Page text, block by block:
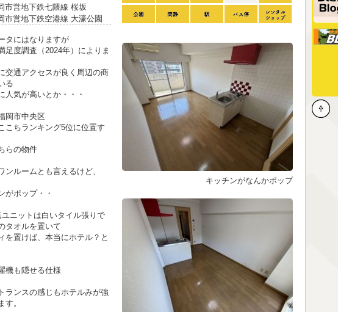
市営地下鉄七隈線 桜坂
市営地下鉄空港線 大濠公園
タにはなりますが
足度調査（2024年）によりま
交通アクセスが良く周辺の商
る
人気が高いとか・・・
岡市中央区
こちランキング5位に位置す
らの物件
ンルームとも言えるけど、
がポップ・・
ニットは白いタイル張りで
タオルを置いて
を置けば、本当にホテル？と
機も隠せる仕様
ランスの感じもホテルみが強
す。
キッチンがなんかポップ